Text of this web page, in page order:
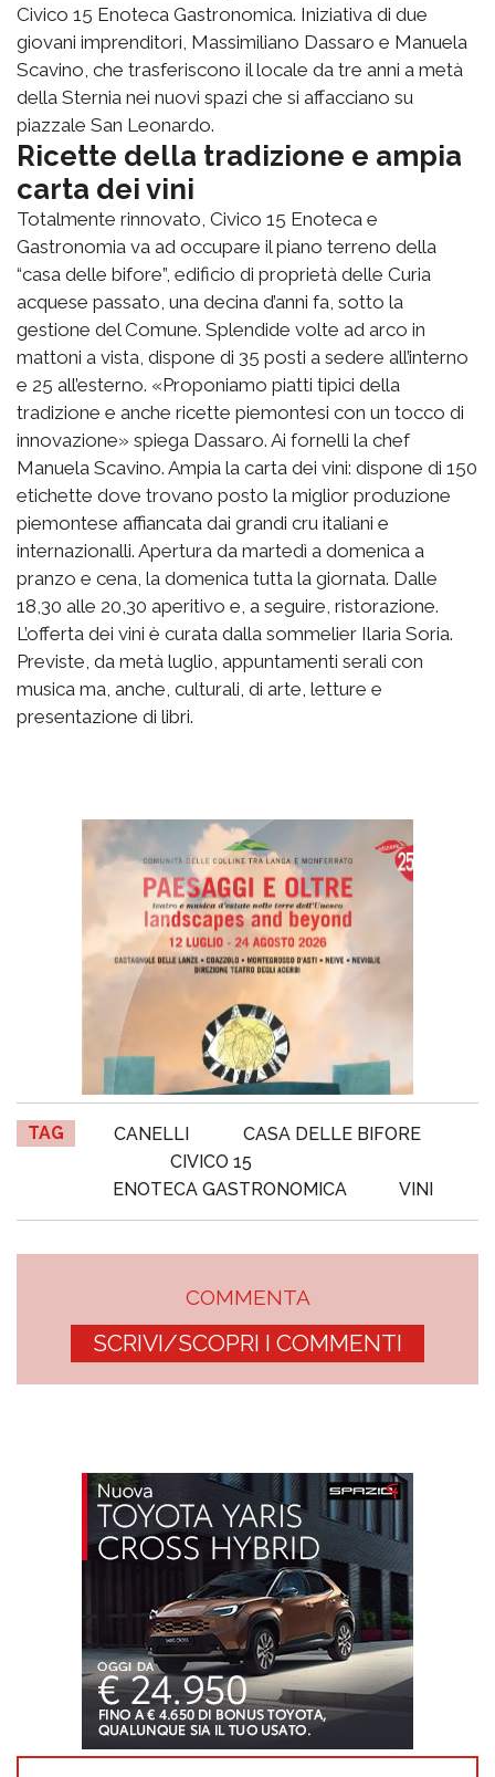
Civico 15 Enoteca Gastronomica. Iniziativa di due
giovani imprenditori, Massimiliano Dassaro e Manuela
Scavino, che trasferiscono il locale da tre anni a metà
della Sternia nei nuovi spazi che si affacciano su
piazzale San Leonardo.
Ricette della tradizione e ampia
carta dei vini
Totalmente rinnovato, Civico 15 Enoteca e
Gastronomia va ad occupare il piano terreno della
“casa delle bifore”, edificio di proprietà delle Curia
acquese passato, una decina d’anni fa, sotto la
gestione del Comune. Splendide volte ad arco in
mattoni a vista, dispone di 35 posti a sedere all’interno
e 25 all’esterno. «Proponiamo piatti tipici della
tradizione e anche ricette piemontesi con un tocco di
innovazione» spiega Dassaro. Ai fornelli la chef
Manuela Scavino. Ampia la carta dei vini: dispone di 150
etichette dove trovano posto la miglior produzione
piemontese affiancata dai grandi cru italiani e
internazionalli. Apertura da martedì a domenica a
pranzo e cena, la domenica tutta la giornata. Dalle
18,30 alle 20,30 aperitivo e, a seguire, ristorazione.
L’offerta dei vini è curata dalla sommelier Ilaria Soria.
Previste, da metà luglio, appuntamenti serali con
musica ma, anche, culturali, di arte, letture e
presentazione di libri.
TAG CANELLI
CASA DELLE BIFORE
CIVICO 15
ENOTECA GASTRONOMICA
VINI
COMMENTA
SCRIVI/SCOPRI I COMMENTI